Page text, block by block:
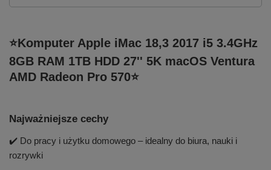
⭐Komputer Apple iMac 18,3 2017 i5 3.4GHz
8GB RAM 1TB HDD 27'' 5K macOS Ventura
AMD Radeon Pro 570⭐
Najważniejsze cechy
✔️ Do pracy i użytku domowego – idealny do biura, nauki i
rozrywki